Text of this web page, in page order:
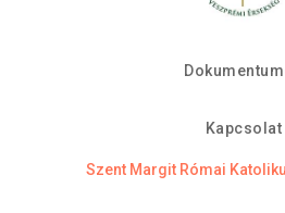
Kapcsolat
Szent Margit Római